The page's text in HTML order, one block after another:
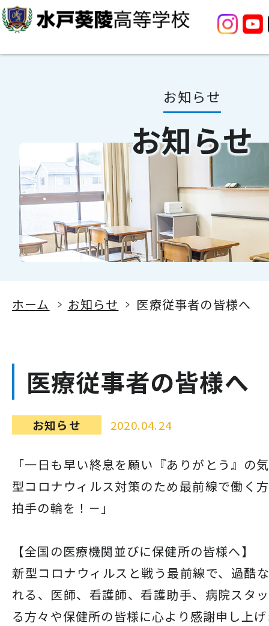
お知らせ
お知らせ
ホーム お知らせ 医療従事者の皆様へ
医療従事者の皆様へ
お知らせ 2020.04.24
「一日も早い終息を願い『ありがとう』の
型コロナウィルス対策のため最前線で働く
拍手の輪を！－」
【全国の医療機関並びに保健所の皆様へ】
新型コロナウィルスと戦う最前線で、過酷
れる、医師、看護師、看護助手、病院スタ
る方々や保健所の皆様に心より感謝申し上